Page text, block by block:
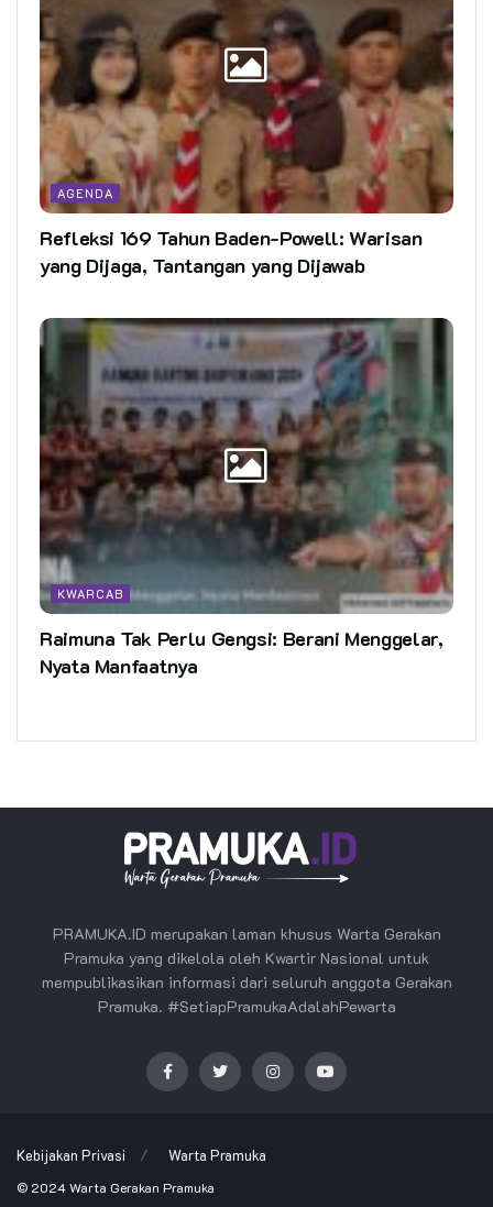
AGENDA
Refleksi 169 Tahun Baden-Powell: Warisan
yang Dijaga, Tantangan yang Dijawab
KWARCAB
Raimuna Tak Perlu Gengsi: Berani Menggelar,
Nyata Manfaatnya
PRAMUKA.ID merupakan laman khusus Warta Gerakan
Pramuka yang dikelola oleh Kwartir Nasional untuk
mempublikasikan informasi dari seluruh anggota Gerakan
Pramuka. #SetiapPramukaAdalahPewarta
Kebijakan Privasi Warta Pramuka
© 2024Warta Gerakan Pramuka